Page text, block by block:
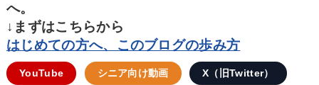
へ。
↓まずはこちらから
はじめての方へ、このブログの歩み方
YouTube シニア向け動画 X（旧Twitter）